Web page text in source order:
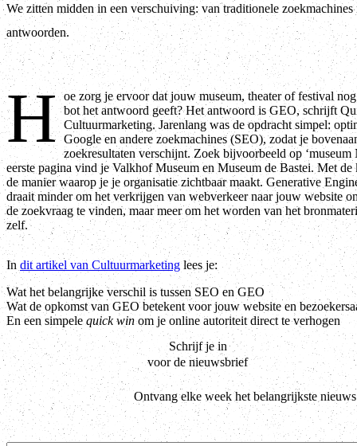
We zitten midden in een verschuiving: van traditionele
antwoorden.
H oe zorg je ervoor dat jouw museum, theater of festival
bot het antwoord geeft? Het antwoord is GEO, schrijft
Cultuurmarketing. Jarenlang was de opdracht simpel:
Google en andere zoekmachines (SEO), zodat je
zoekresultaten verschijnt. Zoek bijvoorbeeld op ‘museum
eerste pagina vind je Valkhof Museum en Museum de Bastei. Met
de manier waarop je je organisatie zichtbaar maakt. Generative
draait minder om het verkrijgen van webverkeer naar jouw website
de zoekvraag te vinden, maar meer om het worden van het
zelf.
In dit artikel van Cultuurmarketing lees je:
Wat het belangrijke verschil is tussen SEO en GEO
Wat de opkomst van GEO betekent voor jouw website en
En een simpelequick winom je online autoriteit direct te verhogen
Schrijf je in
voor de nieuwsbrief
Ontvang elke week het belangrijkste